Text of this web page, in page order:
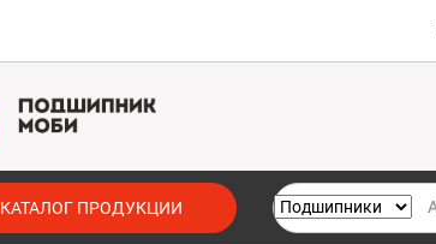
КАТАЛОГ ПРОДУКЦИИ